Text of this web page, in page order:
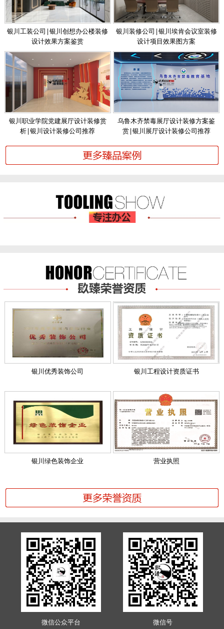
银川工装公司|银川创想办公楼装修
设计效果方案鉴赏
银川装修公司|银川埃肯会议室装修
设计项目效果图方案
银川职业学院党建展厅设计装修赏
析|银川设计装修公司推荐
乌鲁木齐禁毒展厅设计装修方案鉴
赏|银川展厅设计装修公司推荐
银川优秀装饰公司 银川工程设计资质证书
银川绿色装饰企业 营业执照
微信公众平台
微信号